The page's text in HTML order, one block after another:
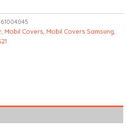
Mobil Covers Mobil Covers Samsung